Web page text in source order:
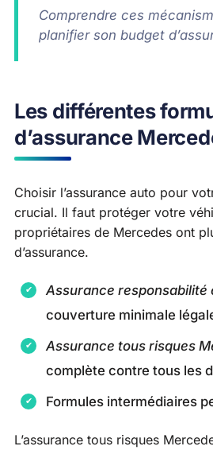
Comprendre ces
planifier son budget
Les différentes
d’assurance
Choisir l’assurance auto pour
crucial. Il faut protéger votre
propriétaires de Mercedes ont
d’assurance.
Assurance responsabilité
couverture minimale
Assurance tous risques
complète contre tous les
Formules intermédiaires
L’assurance tous risques